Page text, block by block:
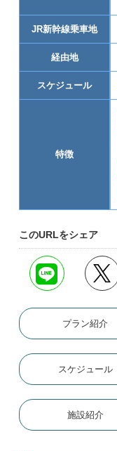
JR新幹線乗車地
経由地
スケジュール
特徴
このURLをシェア
プラン紹介
スケジュール
施設紹介